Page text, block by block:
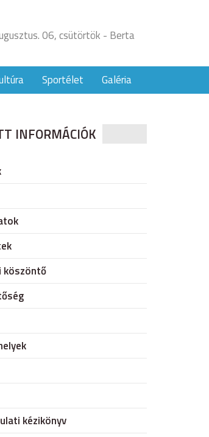
06, csütörtök - Berta
Sportélet Galéria
INFORMÁCIÓK
köszöntő
kézikönyv